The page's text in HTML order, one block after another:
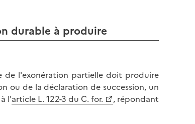
durable à produire
de l'exonération partielle doit produire
ou de la déclaration de succession, un
l'article L. 122-3 du C. for.
, répondant